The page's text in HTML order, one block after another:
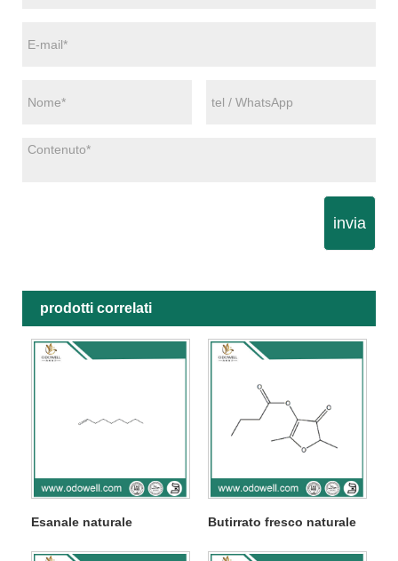
invia
prodotti correlati
Esanale naturale Butirrato fresco naturale